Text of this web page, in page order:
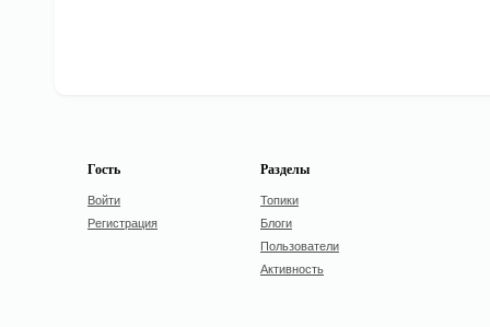
Гость
Войти
Регистрация
Разделы
Топики
Блоги
Пользователи
Активность